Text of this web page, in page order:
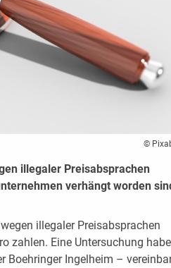
©
illegaler Preisabsprachen
verhängt worden
illegaler Preisabsprachen
zahlen. Eine Untersuchung habe
Boehringer Ingelheim –